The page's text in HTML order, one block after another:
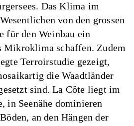
Das Klima im
von den grossen
für den Weinbau ein
Mikroklima schaffen. Zudem
Terroirstudie gezeigt,
die Waadtländer
sind. La Côte liegt im
in Seenähe dominieren
an den Hängen der